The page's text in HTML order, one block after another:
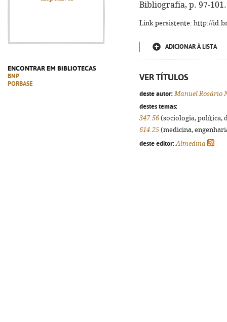
ENCONTRAR EM BIBLIOTECAS
BNP
PORBASE
Bibliografia, p. 97-101.
Link persistente: http://
ADICIONAR À LISTA
VER TÍTULOS
deste autor: Manuel Rosário
destes temas:
347.56(sociologia, política,
614.25 (medicina,
deste editor: Almedina